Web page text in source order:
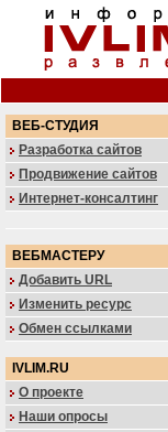
ВЕБ-СТУДИЯ
Разработка сайтов
Продвижение сайтов
Интернет-консалтинг
ВЕБМАСТЕРУ
Добавить URL
Изменить ресурс
Обмен ссылками
IVLIM.RU
О проекте
Наши опросы